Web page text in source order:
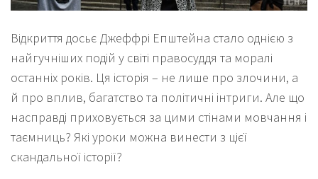
Відкриття досьє Джеффрі Епштейна стало однією з
найгучніших подій у світі правосуддя та моралі
останніх років. Ця історія – не лише про злочини, а
й про вплив, багатство та політичні інтриги. Але що
насправді приховується за цими стінами мовчання і
таємниць? Які уроки можна винести з цієї
скандальної історії?